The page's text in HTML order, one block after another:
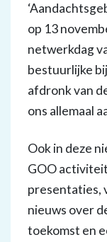
op 13
netwerkdag
bestuurlijke
afdronk van
ons allemaal
Ook in deze
GOO
presentaties,
nieuws over
toekomst en